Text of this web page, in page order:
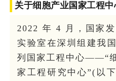
关于细胞产业国家工程中
2022 年 4 月，国家
实验室在深圳组建我
列国家工程中心——“
家工程研究中心”(以